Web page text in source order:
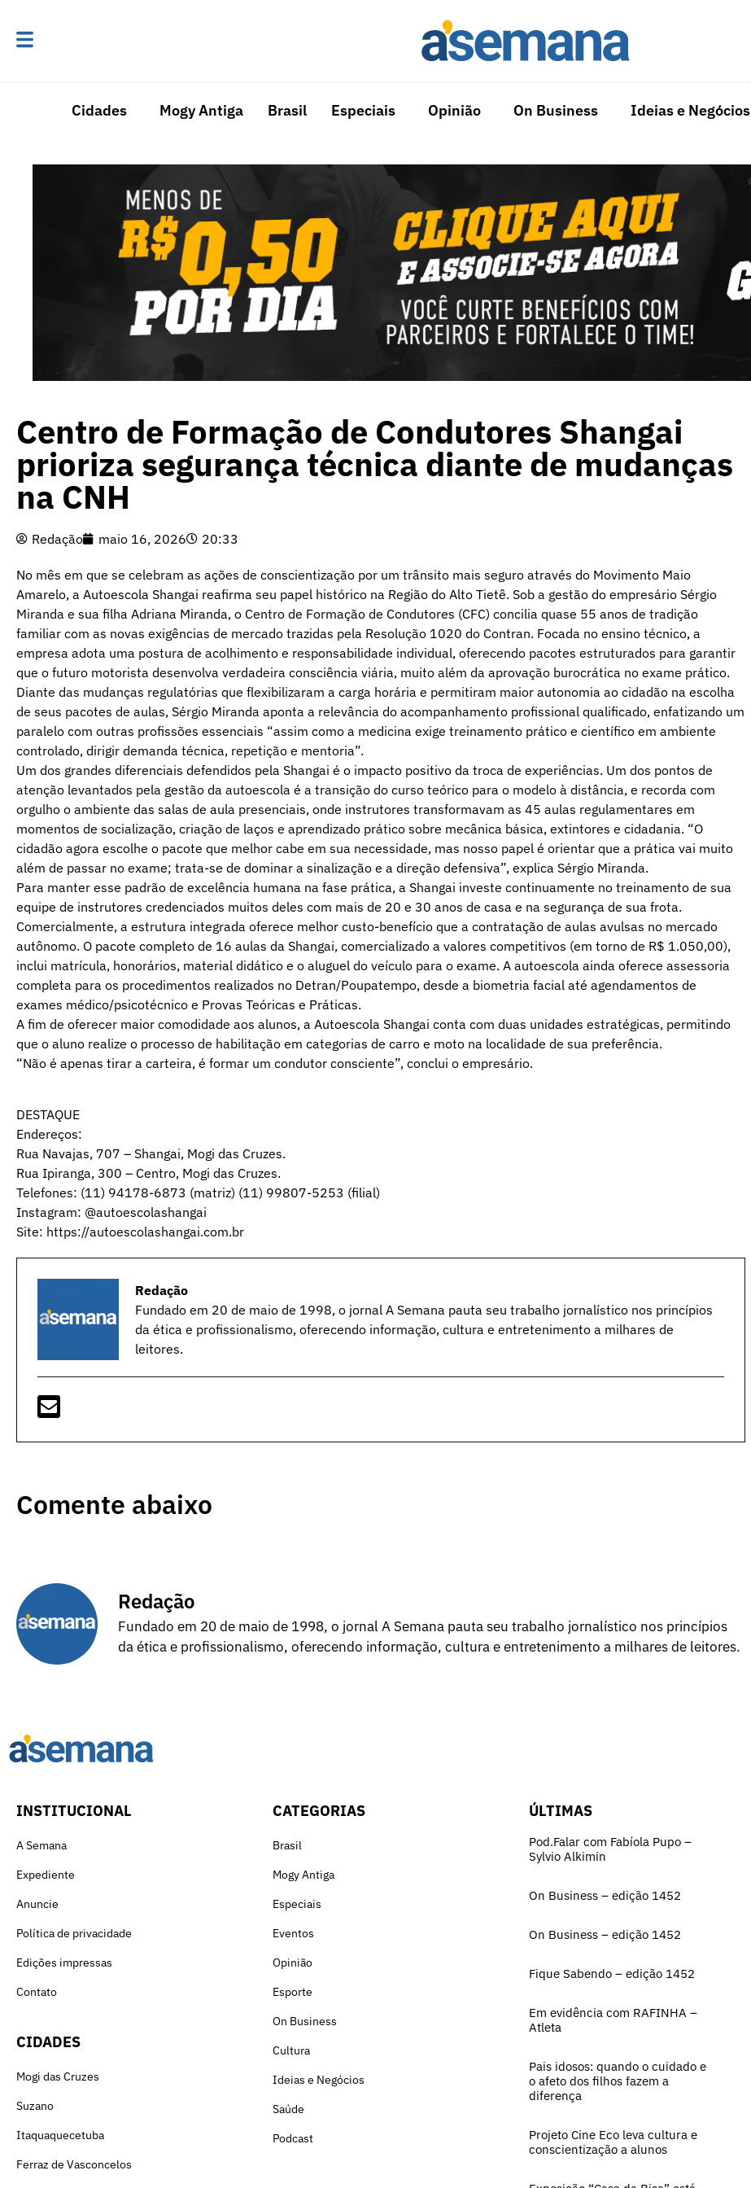
Cidades Mogy Antiga Brasil Especiais Opinião On Business Ideias e Negócios
Centro de Formação de Condutores Shangai
prioriza segurança técnica diante de mudanças
na CNH
Redação maio 16, 2026 20:33
No mês em que se celebram as ações de conscientização por um trânsito mais seguro através do Movimento Maio
Amarelo, a Autoescola Shangai reafirma seu papel histórico na Região do Alto Tietê. Sob a gestão do empresário Sérgio
Miranda e sua filha Adriana Miranda, o Centro de Formação de Condutores (CFC) concilia quase 55 anos de tradição
familiar com as novas exigências de mercado trazidas pela Resolução 1020 do Contran. Focada no ensino técnico, a
empresa adota uma postura de acolhimento e responsabilidade individual, oferecendo pacotes estruturados para garantir
que o futuro motorista desenvolva verdadeira consciência viária, muito além da aprovação burocrática no exame prático.
Diante das mudanças regulatórias que flexibilizaram a carga horária e permitiram maior autonomia ao cidadão na escolha
de seus pacotes de aulas, Sérgio Miranda aponta a relevância do acompanhamento profissional qualificado, enfatizando um
paralelo com outras profissões essenciais “assim como a medicina exige treinamento prático e científico em ambiente
controlado, dirigir demanda técnica, repetição e mentoria”.
Um dos grandes diferenciais defendidos pela Shangai é o impacto positivo da troca de experiências. Um dos pontos de
atenção levantados pela gestão da autoescola é a transição do curso teórico para o modelo à distância, e recorda com
orgulho o ambiente das salas de aula presenciais, onde instrutores transformavam as 45 aulas regulamentares em
momentos de socialização, criação de laços e aprendizado prático sobre mecânica básica, extintores e cidadania. “O
cidadão agora escolhe o pacote que melhor cabe em sua necessidade, mas nosso papel é orientar que a prática vai muito
além de passar no exame; trata-se de dominar a sinalização e a direção defensiva”, explica Sérgio Miranda.
Para manter esse padrão de excelência humana na fase prática, a Shangai investe continuamente no treinamento de sua
equipe de instrutores credenciados muitos deles com mais de 20 e 30 anos de casa e na segurança de sua frota.
Comercialmente, a estrutura integrada oferece melhor custo-benefício que a contratação de aulas avulsas no mercado
autônomo. O pacote completo de 16 aulas da Shangai, comercializado a valores competitivos (em torno de R$ 1.050,00),
inclui matrícula, honorários, material didático e o aluguel do veículo para o exame. A autoescola ainda oferece assessoria
completa para os procedimentos realizados no Detran/Poupatempo, desde a biometria facial até agendamentos de
exames médico/psicotécnico e Provas Teóricas e Práticas.
A fim de oferecer maior comodidade aos alunos, a Autoescola Shangai conta com duas unidades estratégicas, permitindo
que o aluno realize o processo de habilitação em categorias de carro e moto na localidade de sua preferência.
“Não é apenas tirar a carteira, é formar um condutor consciente”, conclui o empresário.
DESTAQUE
Endereços:
Rua Navajas, 707 – Shangai, Mogi das Cruzes.
Rua Ipiranga, 300 – Centro, Mogi das Cruzes.
Telefones: (11) 94178-6873 (matriz) (11) 99807-5253 (filial)
Instagram: @autoescolashangai
Site: https://autoescolashangai.com.br
Redação
Fundado em 20 de maio de 1998, o jornal A Semana pauta seu trabalho jornalístico nos princípios
da ética e profissionalismo, oferecendo informação, cultura e entretenimento a milhares de
leitores.
Comente abaixo
Redação
Fundado em 20 de maio de 1998, o jornal A Semana pauta seu trabalho jornalístico nos princípios
da ética e profissionalismo, oferecendo informação, cultura e entretenimento a milhares de leitores.
INSTITUCIONAL
A Semana
Expediente
Anuncie
Política de privacidade
Edições impressas
Contato
CIDADES
Mogi das Cruzes
Suzano
Itaquaquecetuba
Ferraz de Vasconcelos
CATEGORIAS
Brasil
Mogy Antiga
Especiais
Eventos
Opinião
Esporte
On Business
Cultura
Ideias e Negócios
Saúde
Podcast
ÚLTIMAS
Pod.Falar com Fabíola Pupo –
Sylvio Alkimin
On Business – edição 1452
On Business – edição 1452
Fique Sabendo – edição 1452
Em evidência com RAFINHA –
Atleta
Pais idosos: quando o cuidado e
o afeto dos filhos fazem a
diferença
Projeto Cine Eco leva cultura e
conscientização a alunos